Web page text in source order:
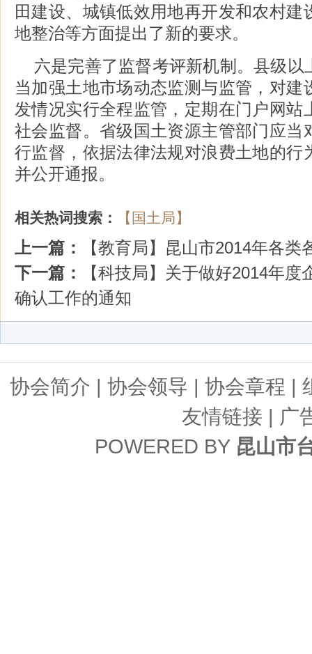
田建设、城镇低效用地再开发和农村建
地整治等方面提出了新的要求。
六是完善了监督考评新机制。县级以
当加强土地市场动态监测与监管，对建
发情况实行全程监管，定期在门户网站
社会监督。省级国土资源主管部门应当
行监督，依据法律法规对浪费土地的行
并公开通报。
相关热词搜索： 【国土局】
上一篇：
【教育局】昆山市2014年各类
下一篇：
【科技局】关于做好2014年
确认工作的通知
协会简介 | 协会领导 | 协会章程 |
友情链接 | 广
POWERED BY 昆山市